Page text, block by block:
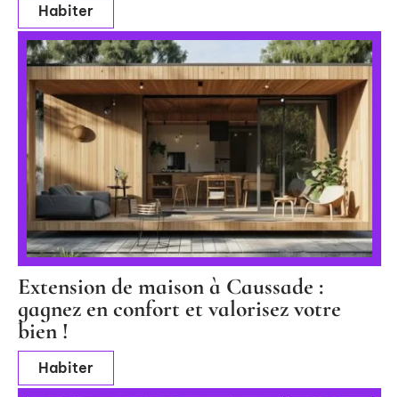
Habiter
Extension de maison à Caussade :
gagnez en confort et valorisez votre
bien !
Habiter